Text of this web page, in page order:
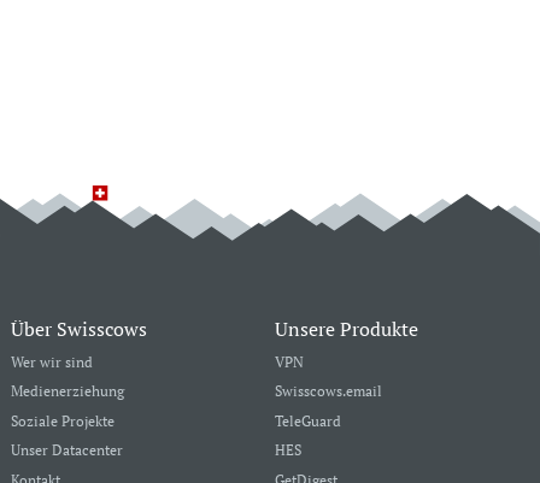
Über Swisscows
Wer wir sind
Medienerziehung
Soziale Projekte
Unser Datacenter
Unsere Produkte
VPN
Swisscows.email
TeleGuard
HES